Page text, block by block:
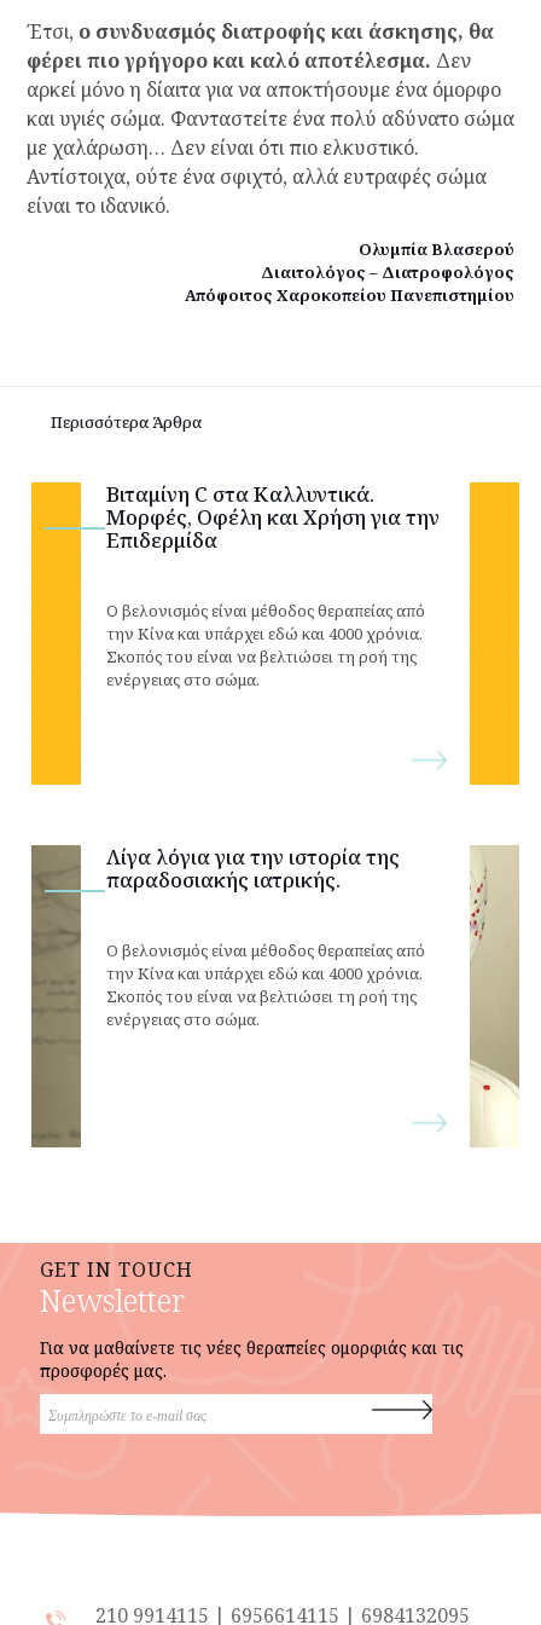
Έτσι, ο συνδυασμός διατροφής και άσκησης, θα
φέρει πιο γρήγορο και καλό αποτέλεσμα. Δεν
αρκεί μόνο η δίαιτα για να αποκτήσουμε ένα όμορφο
και υγιές σώμα. Φανταστείτε ένα πολύ αδύνατο σώμα
με χαλάρωση… Δεν είναι ότι πιο ελκυστικό.
Αντίστοιχα, ούτε ένα σφιχτό, αλλά ευτραφές σώμα
είναι το ιδανικό.
Ολυμπία Βλασερού
Διαιτολόγος – Διατροφολόγος
Απόφοιτος Χαροκοπείου Πανεπιστημίου
Περισσότερα Άρθρα
Βιταμίνη C στα Καλλυντικά.
Μορφές, Οφέλη και Χρήση για την
Επιδερμίδα
Ο βελονισμός είναι μέθοδος θεραπείας από
την Κίνα και υπάρχει εδώ και 4000 χρόνια.
Σκοπός του είναι να βελτιώσει τη ροή της
ενέργειας στο σώμα.
Λίγα λόγια για την ιστορία της
παραδοσιακής ιατρικής.
Ο βελονισμός είναι μέθοδος θεραπείας από
την Κίνα και υπάρχει εδώ και 4000 χρόνια.
Σκοπός του είναι να βελτιώσει τη ροή της
ενέργειας στο σώμα.
GET IN TOUCH
Newsletter
Για να μαθαίνετε τις νέες θεραπείες ομορφιάς και τις
προσφορές μας.
210 9914115 | 6956614115 | 6984132095